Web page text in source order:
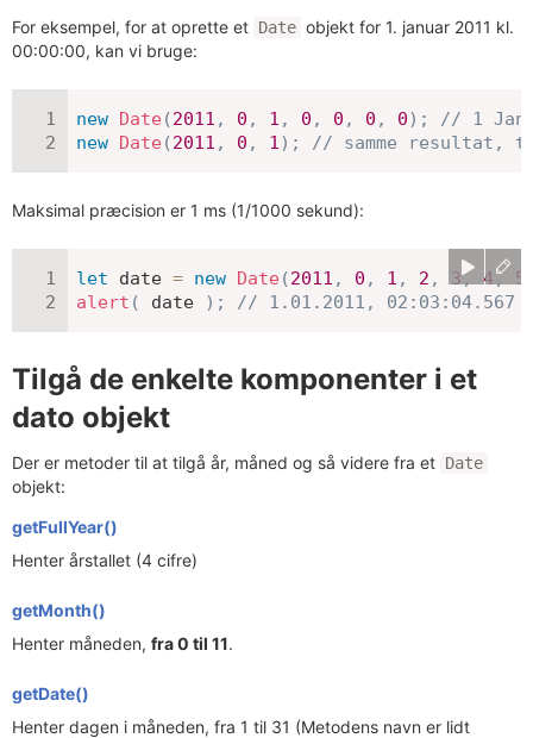
For eksempel, for at oprette et Date objekt for 1. januar 2011 kl.
00:00:00, kan vi bruge:
new Date (2011 , 0 , 1 , 0 , 0 , 0 , 0) ;
// 1 Jan
new Date (2011 , 0 , 1 ) ; // samme resultat,
Maksimal præcision er 1 ms (1/1000 sekund):
let date = new Date (2011 , 0 , 1 , 2 , 3, 4,
alert ( date ) ; // 1.01.2011, 02:03:04.567
Tilgå de enkelte komponenter i et
dato objekt
Der er metoder til at tilgå år, måned og så videre fra et Date
objekt:
getFullYear()
Henter årstallet (4 cifre)
getMonth()
Henter måneden, fra 0 til 11.
getDate()
Henter dagen i måneden, fra 1 til 31 (Metodens navn er lidt